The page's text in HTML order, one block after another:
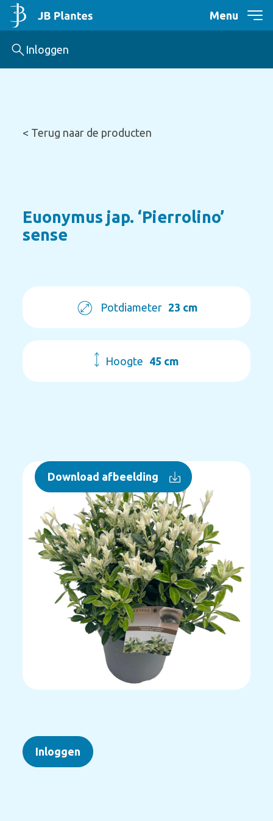
Menu
Inloggen
< Terug naar de producten
Euonymus jap. ‘Pierrolino’
sense
Potdiameter 23 cm
Hoogte 45 cm
Download afbeelding
Inloggen